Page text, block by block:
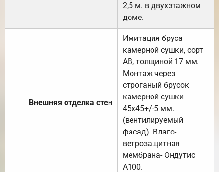
2,5 м. в двухэтажном
доме.
Внешняя отделка стен
Имитация бруса
камерной сушки, сорт
АВ, толщиной 17 мм.
Монтаж через
строганый брусок
камерной сушки
45х45+/-5 мм.
(вентилируемый
фасад). Влаго-
ветрозащитная
мембрана- Ондутис
А100.